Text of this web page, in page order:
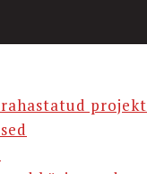
projekt